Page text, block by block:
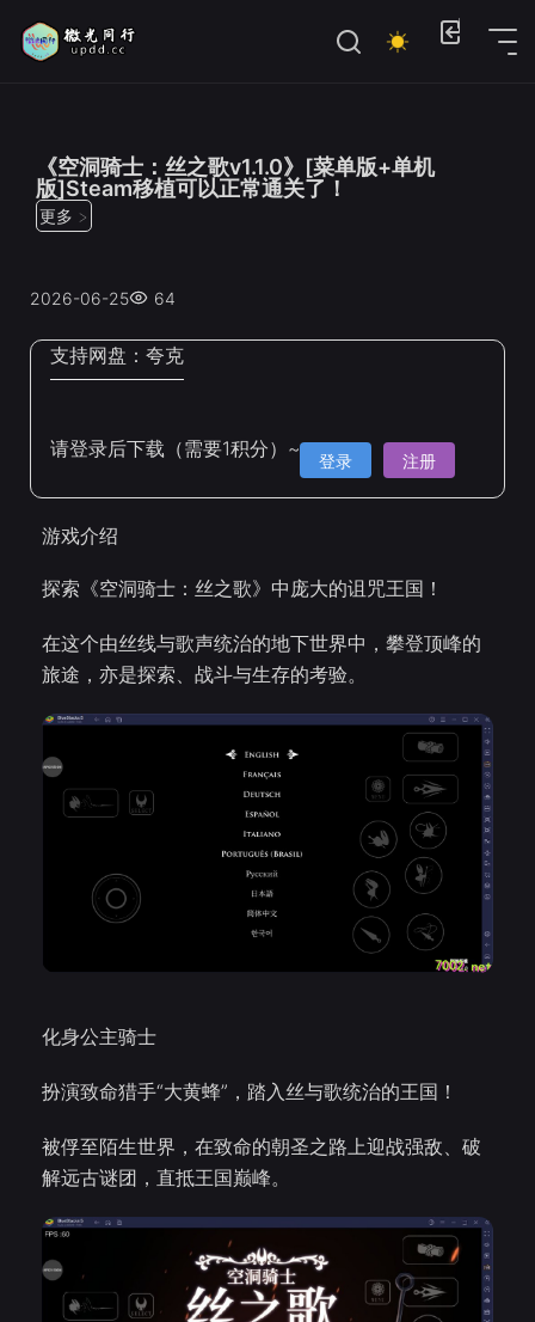
《空洞骑士：丝之歌v1.1.0》[菜单版+单机
版]Steam移植可以正常通关了！
更多 >
2026-06-25 64
支持网盘： 夸克
请登录后下载（需要1积分）~ 登录 注册
游戏介绍
探索《空洞骑士：丝之歌》中庞大的诅咒王国！
在这个由丝线与歌声统治的地下世界中，攀登顶峰的
旅途，亦是探索、战斗与生存的考验。
化身公主骑士
扮演致命猎手“大黄蜂”，踏入丝与歌统治的王国！
被俘至陌生世界，在致命的朝圣之路上迎战强敌、破
解远古谜团，直抵王国巅峰。